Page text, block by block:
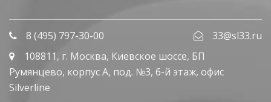
8 (495) 797-30-00
33@sl33.ru
108811, г. Москва, Киевское шоссе, БП
Румянцево, корпус А, под. №3, 6-й этаж, офис
Silverline